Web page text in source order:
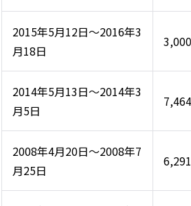
2015年5月12日～2016年3
月18日
2014年5月13日～2014年3
月5日
2008年4月20日～2008年7
月25日